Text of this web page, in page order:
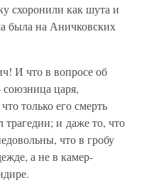
схоронили как шута и
была на Аничковских
И что в вопросе об
царя,
только его смерть
трагедии; и даже то, что
что в гробу
а не в камер-